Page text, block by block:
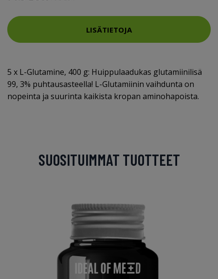
LISÄTIETOJA
5 x L-Glutamine, 400 g: Huippulaadukas glutamiinilisä
99, 3% puhtausasteella! L-Glutamiinin vaihdunta on
nopeinta ja suurinta kaikista kropan aminohapoista.
SUOSITUIMMAT TUOTTEET